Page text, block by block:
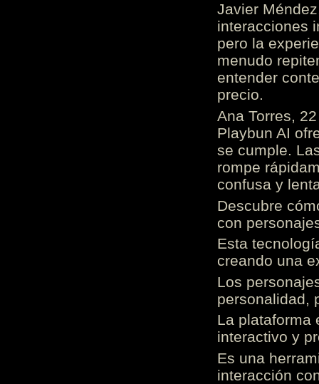
Javier
interacciones
pero la
menudo
entender
precio.
Ana Torres,
Playbun AI
se cumple.
rompe
confusa y
Descubre
con
Esta
creando una
Los
personalidad,
La plataforma
interactivo y
Es una
interacción